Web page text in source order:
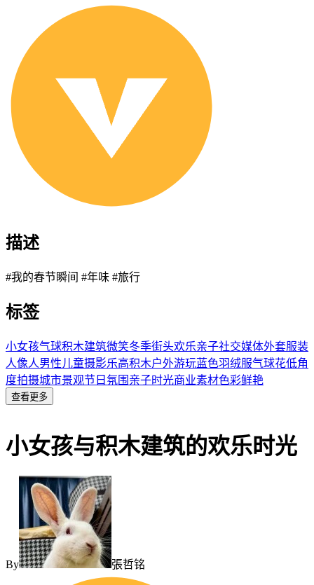
描述
#我的春节瞬间 #年味 #旅行
标签
小女孩气球积木建筑微笑冬季街头欢乐亲子社交媒体外套服装
人像人男性儿童摄影乐高积木户外游玩蓝色羽绒服气球花低角
度拍摄城市景观节日氛围 亲子时光商业素材色彩鲜艳
查看更多
小女孩与积木建筑的欢乐时光
By 張哲铭